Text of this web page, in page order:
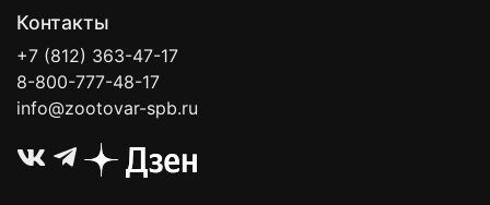
Контакты
+7 (812) 363-47-17
8-800-777-48-17
info@zootovar-spb.ru